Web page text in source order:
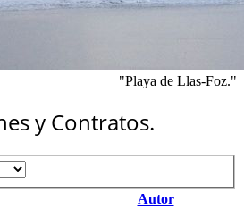
"Playa de Llas-Foz."
y Contratos.
Autor